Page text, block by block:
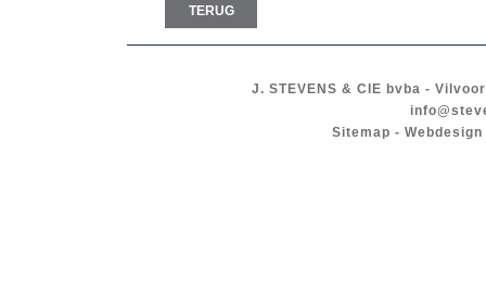
TERUG
J. STEVENS & CIE bvba -
Sitemap -